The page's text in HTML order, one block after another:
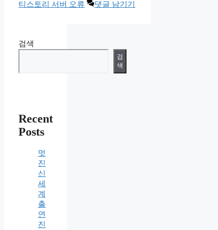
티스토리 서버 오류
댓글 남기기
검색
검
색
Recent
Posts
멋
진
신
세
계
출
연
진